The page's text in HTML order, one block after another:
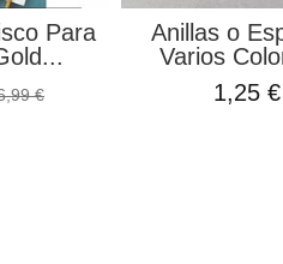
Para
€
Anillas o
Varios
1,25 €